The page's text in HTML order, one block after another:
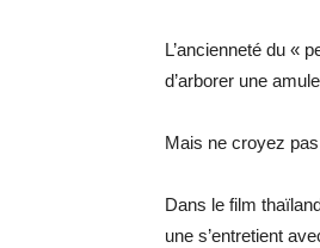
L’ancienneté du «
d’arborer une
Mais ne croyez
Dans le film
une s’entretient